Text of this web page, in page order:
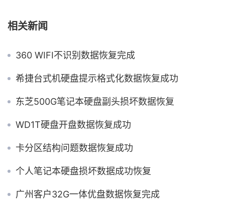
相关新闻
360 WIFI不识别数据恢复完成
希捷台式机硬盘提示格式化数据恢复成功
东芝500G笔记本硬盘副头损坏数据恢复
WD1T硬盘开盘数据恢复成功
卡分区结构问题数据恢复成功
个人笔记本硬盘损坏数据成功恢复
广州客户32G一体优盘数据恢复完成